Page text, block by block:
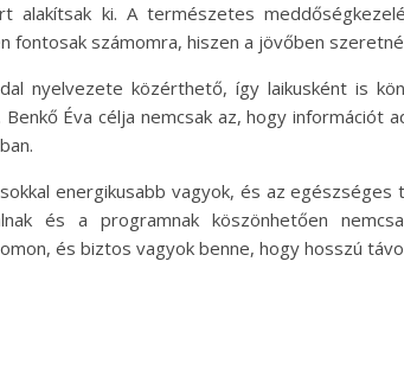
alakítsak ki. A természetes
fontosak számomra, hiszen a jövőben
nyelvezete közérthető, így laikusként is
Benkő Éva célja nemcsak az, hogy információt
energikusabb vagyok, és az
és a programnak köszönhetően
és biztos vagyok benne, hogy hosszú